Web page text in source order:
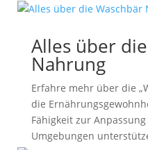
Alles über
Nahrung
Erfahre mehr über die
die
Fähigkeit zur
Umgebungen